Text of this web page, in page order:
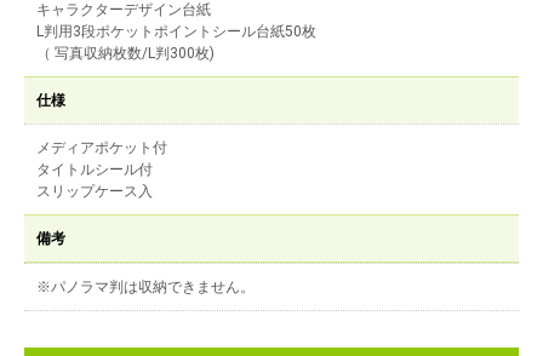
キャラクターデザイン台紙
L判用3段ポケットポイントシール台紙50枚
（ 写真収納枚数/L判300枚)
仕様
メディアポケット付
タイトルシール付
スリップケース入
備考
※パノラマ判は収納できません。